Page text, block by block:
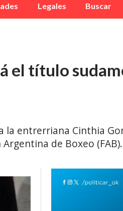
Legales Buscar
el título
la entrerriana Cinthia
de Boxeo (FAB).